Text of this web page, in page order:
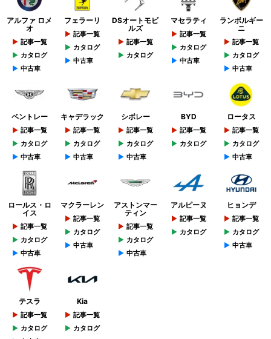
アルファ ロメ
オ
記事一覧
カタログ
中古車
フェラーリ
記事一覧
カタログ
中古車
DSオートモビ
ルズ
記事一覧
カタログ
マセラティ
記事一覧
カタログ
中古車
ランボルギー
ニ
記事一覧
カタログ
中古車
ベントレー
記事一覧
カタログ
中古車
キャデラック
記事一覧
カタログ
中古車
シボレー
記事一覧
カタログ
中古車
BYD
記事一覧
カタログ
ロータス
記事一覧
カタログ
中古車
ロールス・ロ
イス
記事一覧
カタログ
中古車
マクラーレン
記事一覧
カタログ
中古車
アストンマー
ティン
記事一覧
カタログ
中古車
アルピーヌ
記事一覧
カタログ
ヒョンデ
記事一覧
カタログ
中古車
テスラ
記事一覧
カタログ
Kia
記事一覧
カタログ